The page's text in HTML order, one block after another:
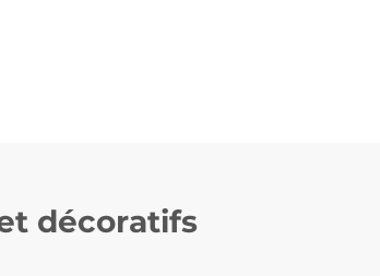
décoratifs